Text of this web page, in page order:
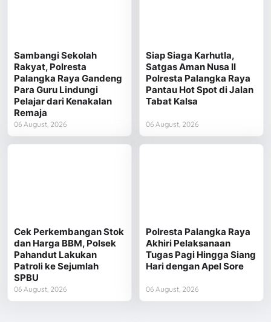
Sambangi Sekolah
Rakyat, Polresta
Palangka Raya Gandeng
Para Guru Lindungi
Pelajar dari Kenakalan
Remaja
06 August, 2026
Siap Siaga Karhutla,
Satgas Aman Nusa II
Polresta Palangka Raya
Pantau Hot Spot di Jalan
Tabat Kalsa
06 August, 2026
Cek Perkembangan Stok
dan Harga BBM, Polsek
Pahandut Lakukan
Patroli ke Sejumlah
SPBU
06 August, 2026
Polresta Palangka Raya
Akhiri Pelaksanaan
Tugas Pagi Hingga Siang
Hari dengan Apel Sore
06 August, 2026